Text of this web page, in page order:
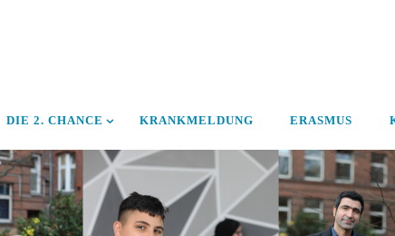
DIE 2. CHANCE KRANKMELDUNG ERASMUS